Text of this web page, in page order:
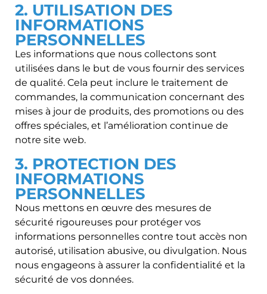
2. UTILISATION DES
INFORMATIONS
PERSONNELLES
Les informations que nous collectons sont
utilisées dans le but de vous fournir des services
de qualité. Cela peut inclure le traitement de
commandes, la communication concernant des
mises à jour de produits, des promotions ou des
offres spéciales, et l’amélioration continue de
notre site web.
3. PROTECTION DES
INFORMATIONS
PERSONNELLES
Nous mettons en œuvre des mesures de
sécurité rigoureuses pour protéger vos
informations personnelles contre tout accès non
autorisé, utilisation abusive, ou divulgation. Nous
nous engageons à assurer la confidentialité et la
sécurité de vos données.